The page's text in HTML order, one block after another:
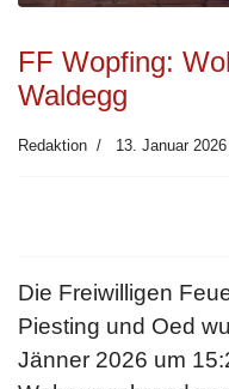
FF Wopfing:
Waldegg
Redaktion 13. Januar 2026
Die Freiwilligen
Piesting und Oed
Jänner 2026 um